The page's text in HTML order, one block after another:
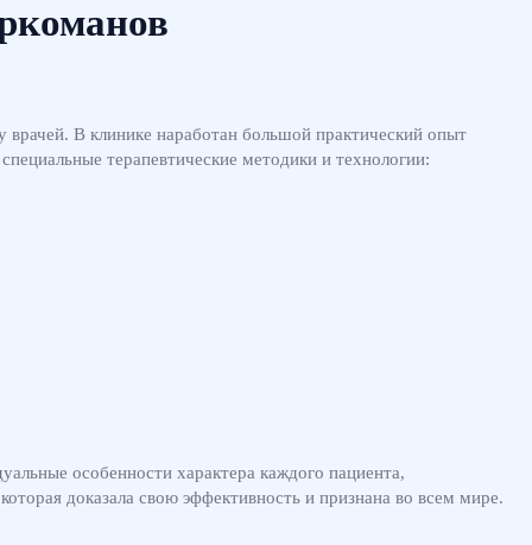
В клинике наработан большой практический опыт
терапевтические методики и технологии:
особенности характера каждого пациента,
доказала свою эффективность и признана во всем мире.